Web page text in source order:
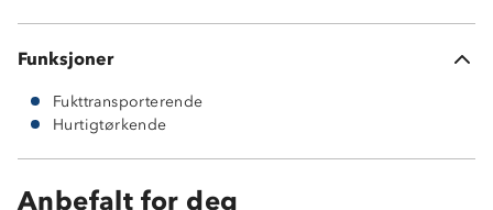
Funksjoner
Fukttransporterende
Hurtigtørkende
Anbefalt for deg